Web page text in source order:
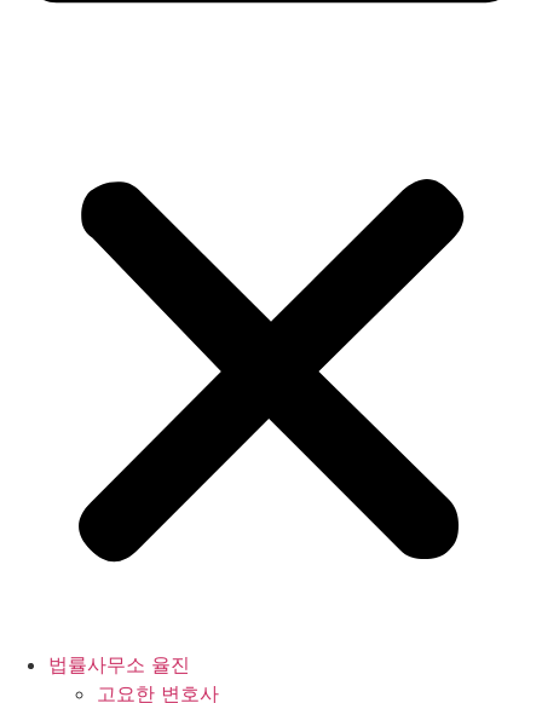
법률사무소 율진
고요한 변호사